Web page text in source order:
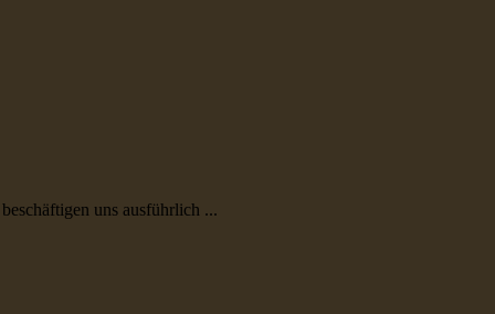
uns ausführlich ...